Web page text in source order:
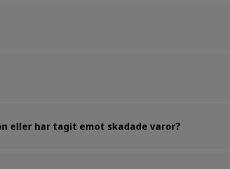
eller har tagit emot skadade varor?